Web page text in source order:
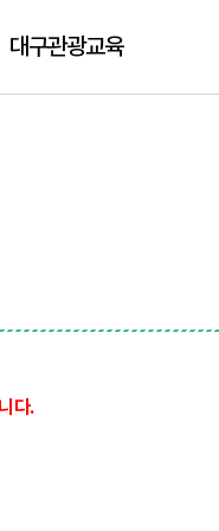
대구관광교육
다.